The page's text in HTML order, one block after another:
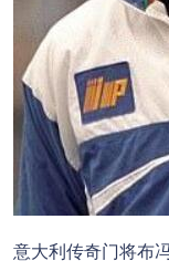
意大利传奇门将布